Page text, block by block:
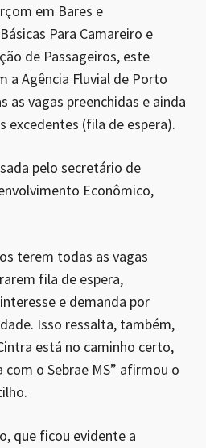
em Bares e
Para Camareiro e
de Passageiros, este
a Agência Fluvial de Porto
as vagas preenchidas e ainda
excedentes (fila de espera).
pelo secretário de
Econômico,
terem todas as vagas
fila de espera,
e demanda por
Isso ressalta, também,
está no caminho certo,
o Sebrae MS” afirmou o
que ficou evidente a